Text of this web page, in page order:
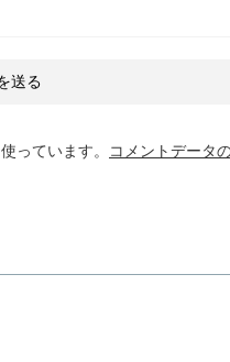
っています。
コメントデータ